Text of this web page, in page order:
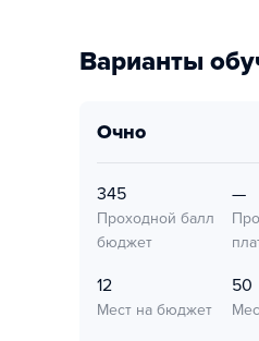
Варианты
очно
345
Проходной балл
бюджет
—
12
Мест на бюджет
50